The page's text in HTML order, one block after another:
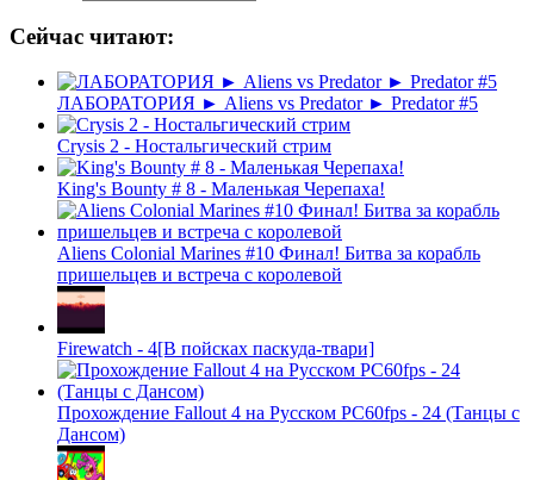
Сейчас читают:
ЛАБОРАТОРИЯ ► Aliens vs Predator ► Predator #5
Crysis 2 - Ностальгический стрим
King's Bounty # 8 - Маленькая Черепаха!
Aliens Colonial Marines #10 Финал! Битва за корабль
пришельцев и встреча с королевой
Firewatch - 4[В пойсках паскуда-твари]
Прохождение Fallout 4 на Русском PС60fps - 24 (Танцы с
Дансом)